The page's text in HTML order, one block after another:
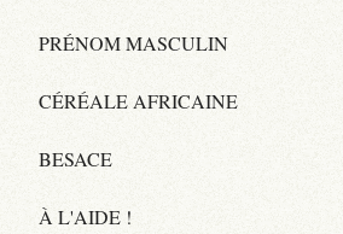
PRÉNOM MASCULIN
CÉRÉALE AFRICAINE
BESACE
À L'AIDE !